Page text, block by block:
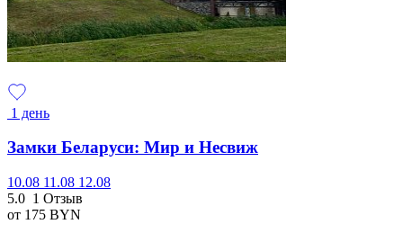
1 день
Замки Беларуси: Мир и Несвиж
10.08 11.08 12.08
5.0 1 Отзыв
от 175 BYN